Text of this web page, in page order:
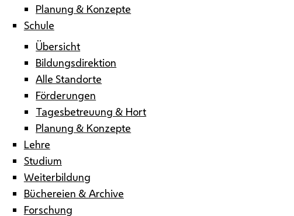
Planung & Konzepte
Schule
Übersicht
Bildungsdirektion
Alle Standorte
Förderungen
Tagesbetreuung & Hort
Planung & Konzepte
Lehre
Studium
Weiterbildung
Büchereien & Archive
Forschung